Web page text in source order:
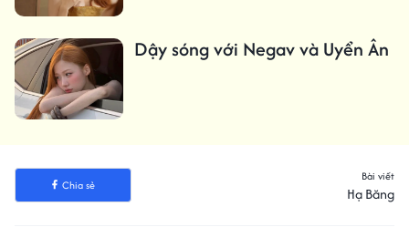
Dậy sóng với Negav và Uyển Ân
Chia sẻ
Bài viết
Hạ Băng